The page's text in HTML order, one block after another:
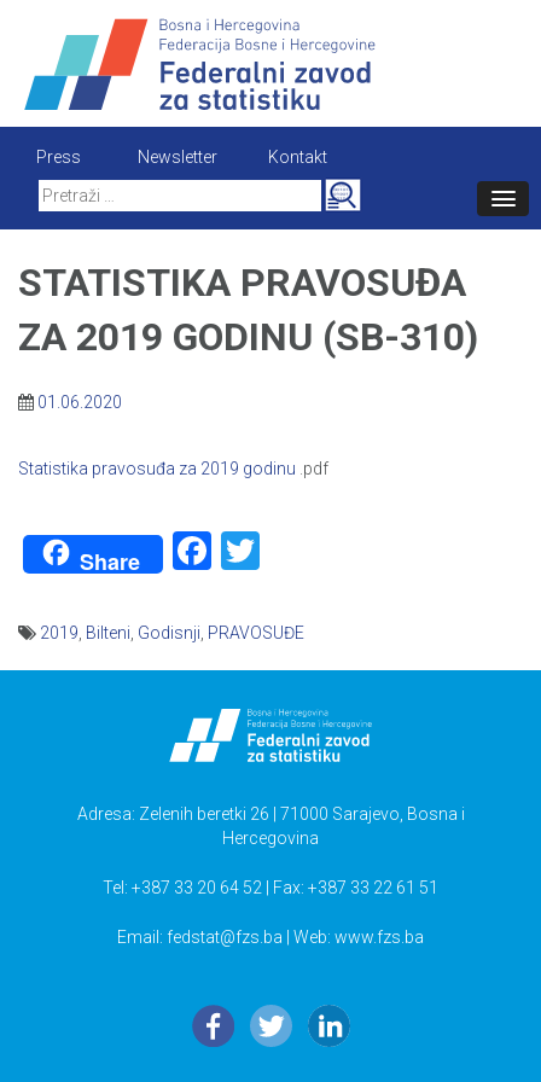
content
Press Newsletter
Kontakt
Search
for:
STATISTIKA PRAVOSUĐA
ZA 2019 GODINU (SB-310)
01.06.2020
Statistika pravosuđa za 2019 godinu .pdf
Share Facebook
2019 Bilteni Godisnji PRAVOSUĐE
Adresa: Zelenih beretki 26 | 71000 Sarajevo, Bosna i
Hercegovina
Tel: +387 33 20 64 52 | Fax: +387 33 22 61 51
Email: fedstat@fzs.ba | Web: www.fzs.ba